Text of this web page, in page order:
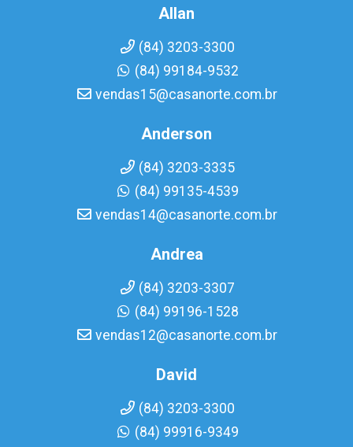
Allan
(84) 3203-3300
(84) 99184-9532
vendas15@casanorte.com.br
Anderson
(84) 3203-3335
(84) 99135-4539
vendas14@casanorte.com.br
Andrea
(84) 3203-3307
(84) 99196-1528
vendas12@casanorte.com.br
David
(84) 3203-3300
(84) 99916-9349